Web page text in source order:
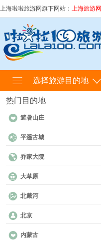
上海啦啦旅游网旗下网站： 上海旅游网
选择旅游目的地
热门目的地
避暑山庄
平遥古城
乔家大院
大草原
北戴河
北京
内蒙古